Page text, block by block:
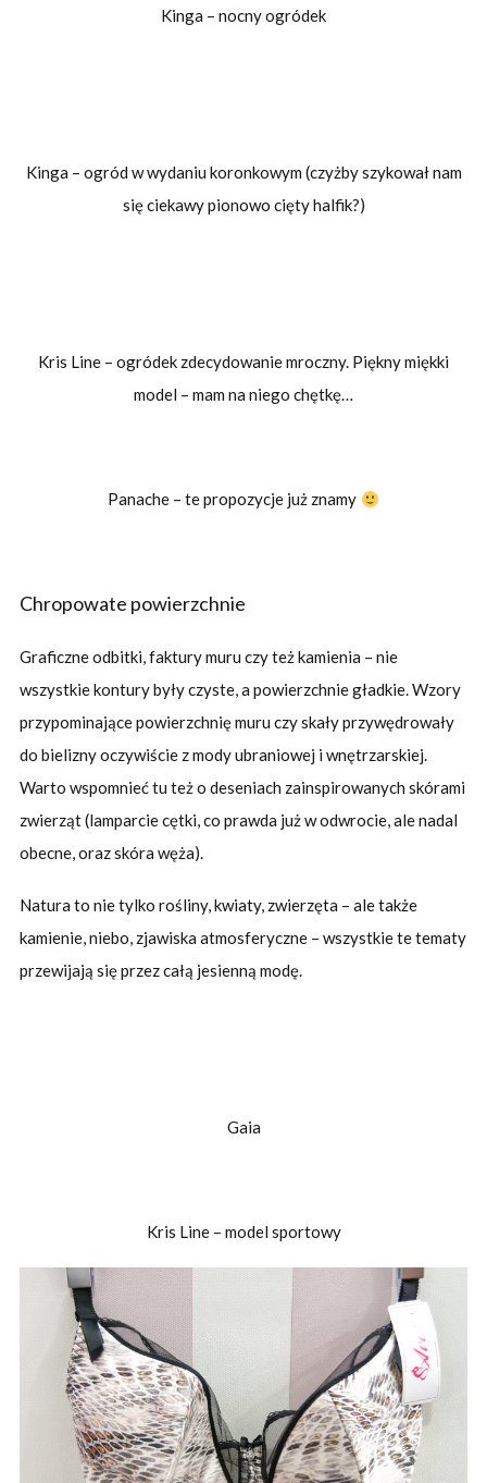
Kinga – nocny ogródek
Kinga – ogród w wydaniu koronkowym (czyżby szykował nam
się ciekawy pionowo cięty halfik?)
Kris Line – ogródek zdecydowanie mroczny. Piękny miękki
model – mam na niego chętkę…
Panache – te propozycje już znamy
Chropowate powierzchnie
Graficzne odbitki, faktury muru czy też kamienia – nie
wszystkie kontury były czyste, a powierzchnie gładkie. Wzory
przypominające powierzchnię muru czy skały przywędrowały
do bielizny oczywiście z mody ubraniowej i wnętrzarskiej.
Warto wspomnieć tu też o deseniach zainspirowanych skórami
zwierząt (lamparcie cętki, co prawda już w odwrocie, ale nadal
obecne, oraz skóra węża).
Natura to nie tylko rośliny, kwiaty, zwierzęta – ale także
kamienie, niebo, zjawiska atmosferyczne – wszystkie te tematy
przewijają się przez całą jesienną modę.
Gaia
Kris Line – model sportowy